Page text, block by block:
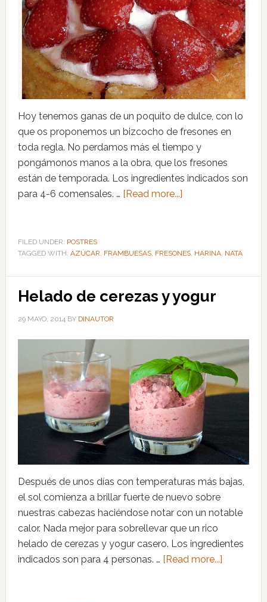
Hoy tenemos ganas de un poquito de dulce, con lo
que os proponemos un bizcocho de fresones en
toda regla. No perdamos más el tiempo y
pongámonos manos a la obra, que los fresones
están de temporada. Los ingredientes indicados son
para 4-6 comensales. … [Read more...]
FILED UNDER: POSTRES
TAGGED WITH: AZÚCAR, FRAMBUESAS, FRESONES, HARINA, NATA
Helado de cerezas y yogur
29 MAYO, 2014BY DINAUTOR
Después de unos días con temperaturas más bajas,
el sol comienza a brillar fuerte de nuevo sobre
nuestras cabezas haciéndose notar con un notable
calor. Nada mejor para sobrellevar que un rico
helado de cerezas y yogur casero. Los ingredientes
indicados son para 4 personas. … [Read more...]